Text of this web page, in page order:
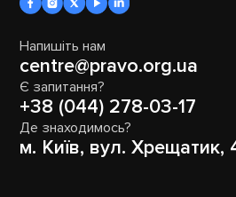
Напишіть нам
centre@pravo.org.ua
Є запитання?
+38 (044) 278-03-17
Де знаходимось?
м. Київ, вул. Хрещатик,